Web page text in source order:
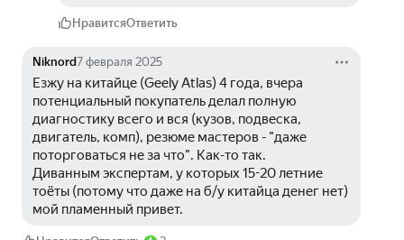
НравитсяОтветить
Niknord7 февраля 2025
Езжу на китайце (Geely Atlas) 4 года, вчера
потенциальный покупатель делал полную
диагностику всего и вся (кузов, подвеска,
двигатель, комп), резюме мастеров - "даже
поторговаться не за что". Как-то так.
Диванным экспертам, у которых 15-20 летние
тоёты (потому что даже на б/у китайца денег нет)
мой пламенный привет.